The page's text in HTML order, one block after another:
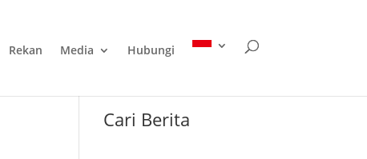
Rekan Media Hubungi
Cari Berita